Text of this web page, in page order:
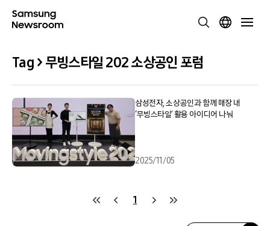
Tag > 무빙스타일 202 소상공인 포럼
삼성전자, 소상공인과 함께 매장 내
‘무빙스타일’ 활용 아이디어 나눠
2025/11/05
1